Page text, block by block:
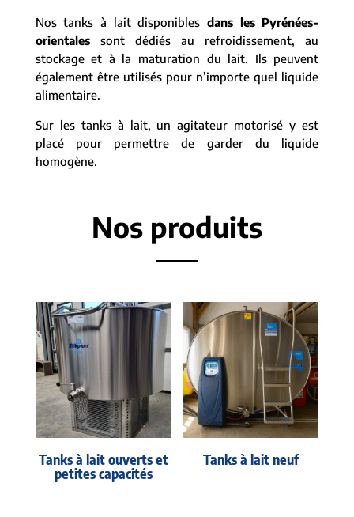
Nos tanks à lait disponibles dans les Pyrénées-
orientalessont dédiés au refroidissement, au
stockage et à la maturation du lait. Ils peuvent
également être utilisés pour n’importe quel liquide
alimentaire.
Sur les tanks à lait, un agitateur motorisé y est
placé pour permettre de garder du liquide
homogène.
Nos produits
Tanks à lait ouverts et
petites capacités
Tanks à lait neuf